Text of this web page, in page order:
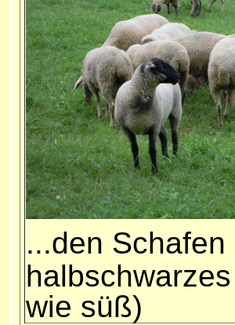
...den Schafen
wie süß)